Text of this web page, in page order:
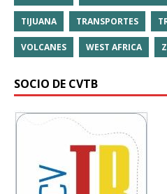
TIJUANA TRANSPORTES
VOLCANES WEST AFRICA
SOCIO DE CVTB